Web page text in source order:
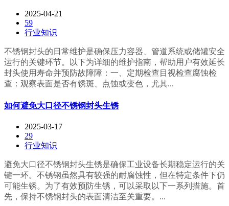
2025-04-21
59
行业知识
不锈钢封头的日常维护是确保压力容器、管道系统或储罐安全
运行的关键环节。以下为详细的维护指南，帮助用户有效延长
封头使用寿命并预防故障障：一、定期检查目视检查腐蚀检
查：观察表面是否有锈斑、点蚀或变色，尤其...
如何避免大口径不锈钢封头生锈
2025-03-17
29
行业知识
避免大口径不锈钢封头生锈是确保工业设备长期稳定运行的关
键一环。不锈钢虽然具有较强的耐腐蚀性，但在特定条件下仍
可能生锈。为了有效预防生锈，可以采取以下一系列措施。首
先，保持不锈钢封头的表面清洁至关重要。...